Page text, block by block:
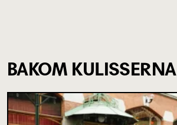
BAKOM KULISSERNA